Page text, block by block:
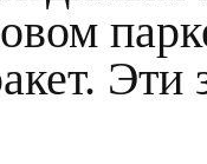
Эти